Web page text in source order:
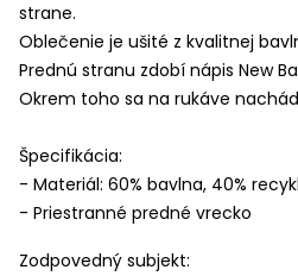
strane.
Oblečenie je ušité z kvalitnej
Prednú stranu zdobí nápis New
Okrem toho sa na rukáve
Špecifikácia:
- Materiál: 60% bavlna, 40%
- Priestranné predné vrecko
Zodpovedný subjekt: